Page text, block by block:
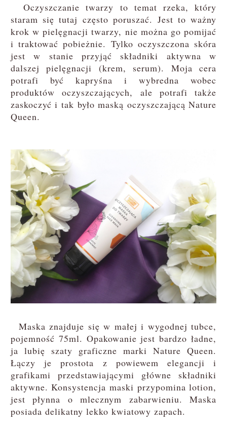
Oczyszczanie twarzy to temat rzeka, który
staram się tutaj często poruszać. Jest to ważny
krok w pielęgnacji twarzy, nie można go pomijać
i traktować pobieżnie. Tylko oczyszczona skóra
jest w stanie przyjąć składniki aktywna w
dalszej pielęgnacji (krem, serum). Moja cera
potrafi być kapryśna i wybredna wobec
produktów oczyszczających, ale potrafi także
zaskoczyć i tak było maską oczyszczającą Nature
Queen.
Maska znajduje się w małej i wygodnej tubce,
pojemność 75ml. Opakowanie jest bardzo ładne,
ja lubię szaty graficzne marki Nature Queen.
Łączy je prostota z powiewem elegancji i
grafikami przedstawiającymi główne składniki
aktywne. Konsystencja maski przypomina lotion,
jest płynna o mlecznym zabarwieniu. Maska
posiada delikatny lekko kwiatowy zapach.